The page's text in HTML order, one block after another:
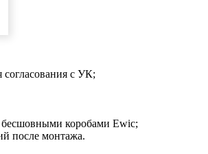
с УК;
бесшовными коробами Ewic;
после монтажа.